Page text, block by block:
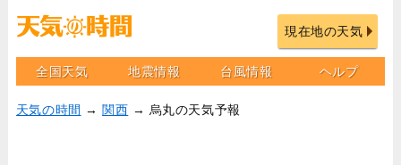
現在地の天気
全国天気 地震情報 台風情報 ヘルプ
天気の時間 → 関西 → 烏丸の天気予報